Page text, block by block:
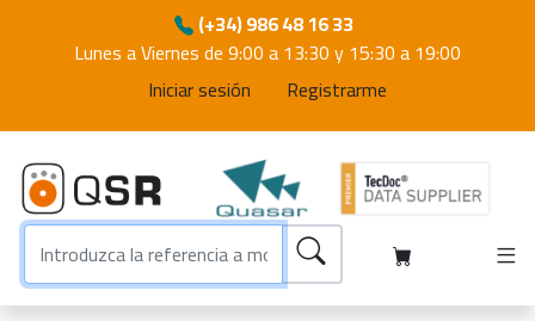
(+34) 986 48 16 33
Lunes a Viernes de 9:00 a 13:30 y 15:30 a 19:00
Iniciar sesión
Registrarme